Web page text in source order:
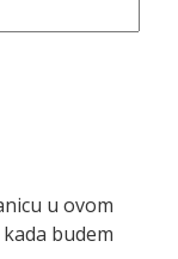
u ovom
budem